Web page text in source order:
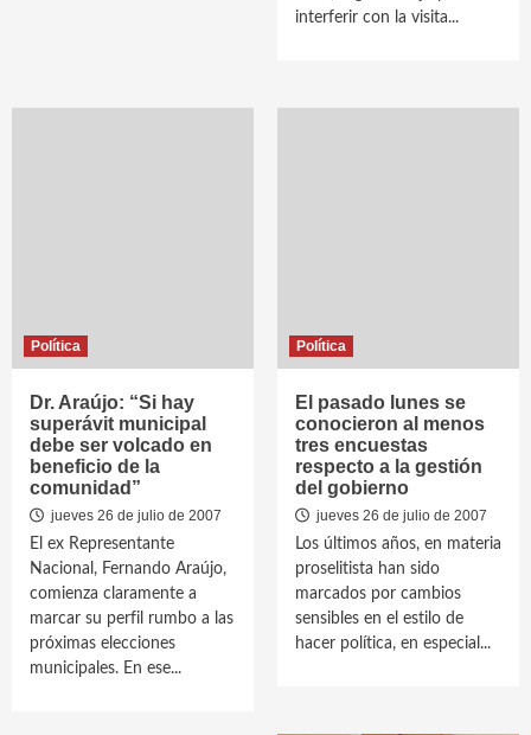
interferir con la visita...
Política
Dr. Araújo: “Si hay
superávit municipal
debe ser volcado en
beneficio de la
comunidad”
jueves 26 de julio de 2007
El ex Representante
Nacional, Fernando Araújo,
comienza claramente a
marcar su perfil rumbo a las
próximas elecciones
municipales. En ese...
Política
El pasado lunes se
conocieron al menos
tres encuestas
respecto a la gestión
del gobierno
jueves 26 de julio de 2007
Los últimos años, en materia
proselitista han sido
marcados por cambios
sensibles en el estilo de
hacer política, en especial...